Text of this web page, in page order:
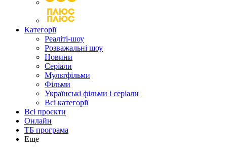
Категорії
Реаліті-шоу
Розважальні шоу
Новини
Серіали
Мультфільми
Фільми
Українські фільми і серіали
Всі категорії
Всі проєкти
Онлайн
ТБ програма
Еще